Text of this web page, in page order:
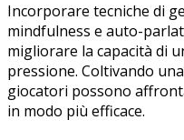
Incorporare tecniche di
mindfulness e auto-
migliorare la capacità di
pressione. Coltivando
giocatori possono
in modo più efficace.